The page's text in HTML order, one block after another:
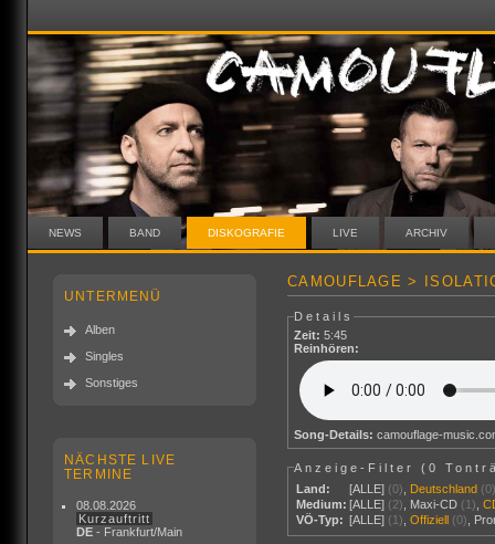
NEWS BAND DISKOGRAFIE LIVE ARCHIV
UNTERMENÜ
Alben
Singles
Sonstiges
NÄCHSTE LIVE
TERMINE
08.08.2026
Kurzauftritt
DE - Frankfurt/Main
CAMOUFLAGE >
Details
Zeit: 5:45
Reinhören:
Song-Details: camouflage-
Anzeige-Filter (0
Land:
[ALLE] (0) Deutschland
Medium: [ALLE] (2) Maxi-CD (1) ,
VÖ-Typ: [ALLE] (1) ,Offiziell (0)